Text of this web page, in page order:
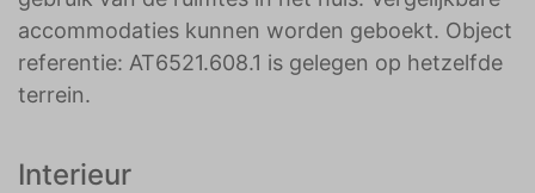
accommodaties kunnen worden geboekt. Object
referentie: AT6521.608.1 is gelegen op hetzelfde
terrein.
Interieur